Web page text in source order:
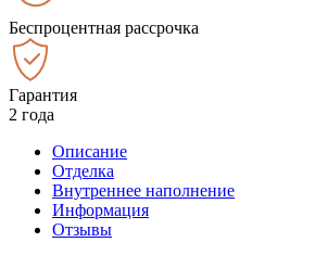
Беспроцентная рассрочка
Гарантия
2 года
Описание
Отделка
Внутреннее наполнение
Информация
Отзывы